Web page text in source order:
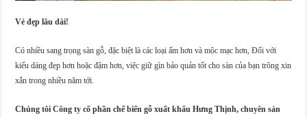
Vẻ đẹp lâu dài!
Có nhiều sang trọng sàn gỗ, đặc biệt là các loại ấm hơn và mộc mạc hơn, Đối với
kiểu dáng đẹp hơn hoặc đậm hơn, việc giữ gìn bảo quản tốt cho sàn của bạn trông xin
xắn trong nhiều năm tới.
Chúng tôi Công ty cổ phần chế biến gỗ xuất khẩu Hưng Thịnh, chuyên sản